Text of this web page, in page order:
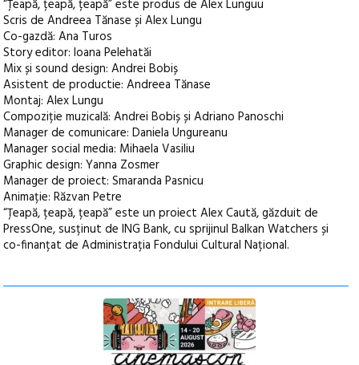
“Țeapă, țeapă, țeapă” este produs de Alex Lunguu
Scris de Andreea Tănase și Alex Lungu
Co-gazdă: Ana Turos
Story editor: Ioana Pelehatăi
Mix și sound design: Andrei Bobiș
Asistent de productie: Andreea Tănase
Montaj: Alex Lungu
Compoziție muzicală: Andrei Bobiș și Adriano Panoschi
Manager de comunicare: Daniela Ungureanu
Manager social media: Mihaela Vasiliu
Graphic design: Yanna Zosmer
Manager de proiect: Smaranda Pasnicu
Animație: Răzvan Petre
“Țeapă, țeapă, țeapă” este un proiect Alex Caută, găzduit de
PressOne, susținut de ING Bank, cu sprijinul Balkan Watchers și
co-finanțat de Administrația Fondului Cultural Național.